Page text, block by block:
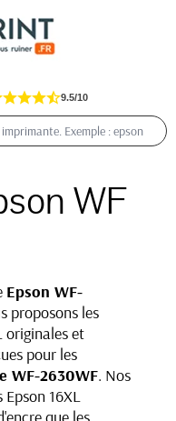
9.5/10
WF
Epson WF-
proposons les
originales et
pour les
WF-2630WF. Nos
16XL